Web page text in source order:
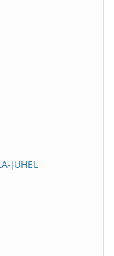
JUHEL